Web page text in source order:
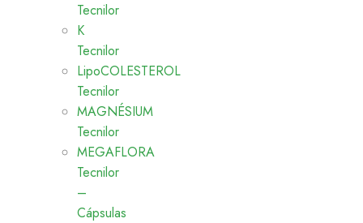
Tecnilor
K
Tecnilor
LipoCOLESTEROL
Tecnilor
MAGNÉSIUM
Tecnilor
MEGAFLORA
Tecnilor
–
Cápsulas